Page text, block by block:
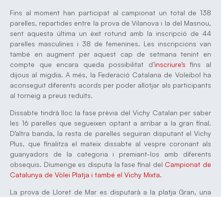
Fins al moment han participat al campionat un total de 138
parelles, repartides entre la prova de Vilanova i la del Masnou,
sent aquesta última un èxit rotund amb la inscripció de 44
parelles masculines i 38 de femenines. Les inscripcions van
també en augment per aquest cap de setmana tenint en
compte que encara queda possibilitat d’inscriure’s fins al
dijous al migdia. A més, la Federació Catalana de Voleibol ha
aconseguit diferents acords per poder allotjar als participants
al torneig a preus reduïts.
Dissabte tindrà lloc la fase prèvia del Vichy Catalan per saber
les 16 parelles que segueixen optant a arribar a la gran final.
D’altra banda, la resta de parelles seguiran disputant el Vichy
Plus, que finalitza el mateix dissabte al vespre coronant als
guanyadors de la categoria i premiant-los amb diferents
obsequis. Diumenge es disputa la fase final del Campionat de
Catalunya de Vòlei Platja i també el Vichy Mixta.
La prova de Lloret de Mar es disputarà a la platja Gran, una